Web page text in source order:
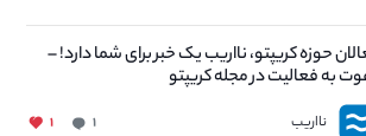
حوزه کریپتو، نااریب یک خبر برای شما دارد! –
به فعالیت در مجله کریپتو
نااریب ۱ ۱